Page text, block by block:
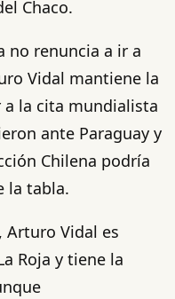
Chaco.
no renuncia a ir a
Vidal mantiene la
la cita mundialista
ante Paraguay y
Chilena podría
la tabla.
Arturo Vidal es
Roja y tiene la